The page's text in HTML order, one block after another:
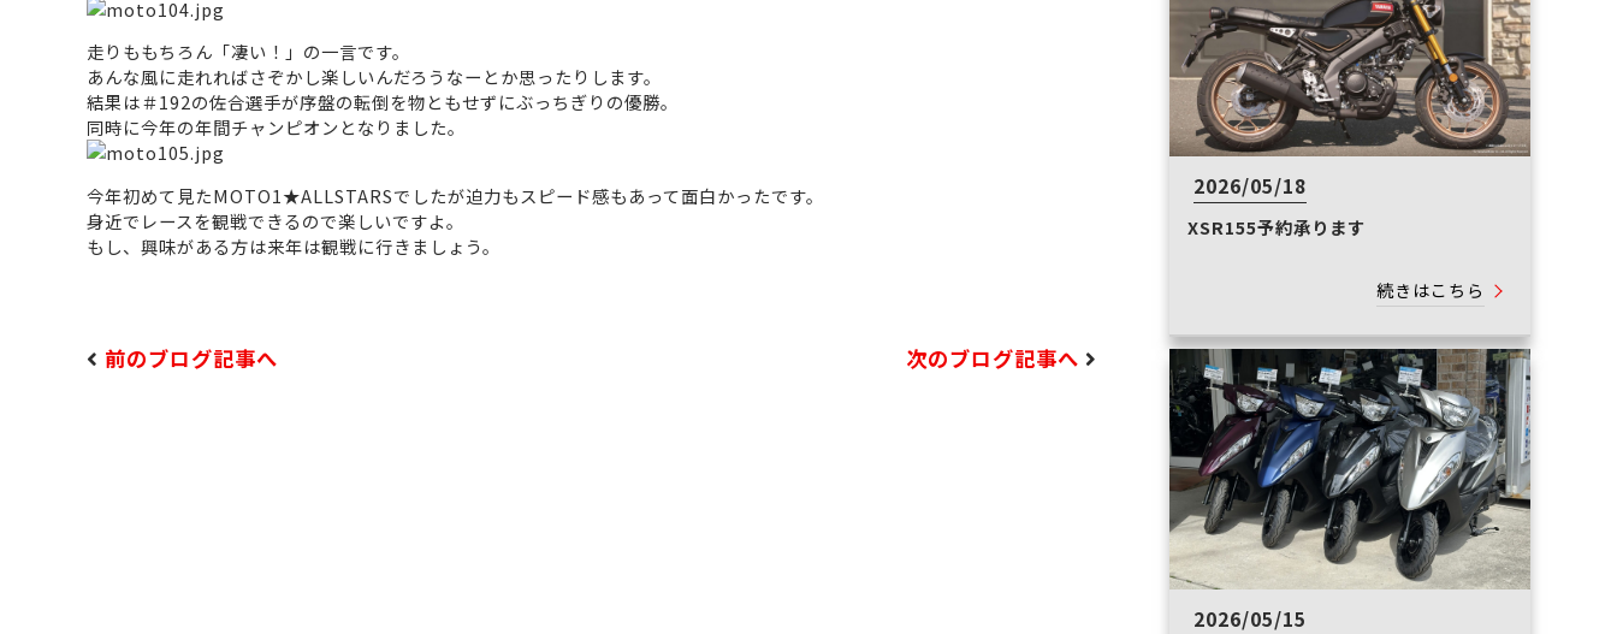
走りももちろん「凄い！」の一言です。
あんな風に走れればさぞかし楽しいんだろうなーとか思ったりします。
結果は＃192の佐合選手が序盤の転倒を物ともせずにぶっちぎりの優勝。
同時に今年の年間チャンピオンとなりました。
今年初めて見たMOTO1★ALLSTARSでしたが迫力もスピード感もあって面白かったです。
身近でレースを観戦できるので楽しいですよ。
もし、興味がある方は来年は観戦に行きましょう。
前のブログ記事へ 次のブログ記事へ
2026/05/18
XSR155予約承ります
続きはこちら
2026/05/15